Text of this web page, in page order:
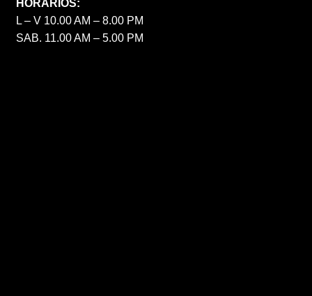
HORARIOS:
L – V 10.00 AM – 8.00 PM
SAB. 11.00 AM – 5.00 PM